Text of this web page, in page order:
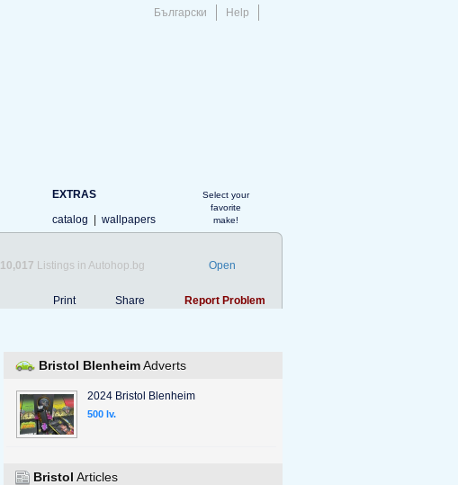
Български Help
EXTRAS
catalog
wallpapers
Select your
favorite
make!
10,017 Listings in Autohop.bg Open
Print Share Report Problem
Bristol BlenheimAdverts
2024 Bristol Blenheim
500 lv.
Bristol Articles